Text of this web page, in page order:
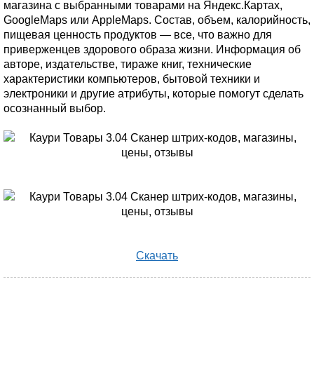
магазина с выбранными товарами на Яндекс.Картах,
GoogleMaps или AppleMaps. Состав, объем, калорийность,
пищевая ценность продуктов — все, что важно для
приверженцев здорового образа жизни. Информация об
авторе, издательстве, тираже книг, технические
характеристики компьютеров, бытовой техники и
электроники и другие атрибуты, которые помогут сделать
осознанный выбор.
Скачать